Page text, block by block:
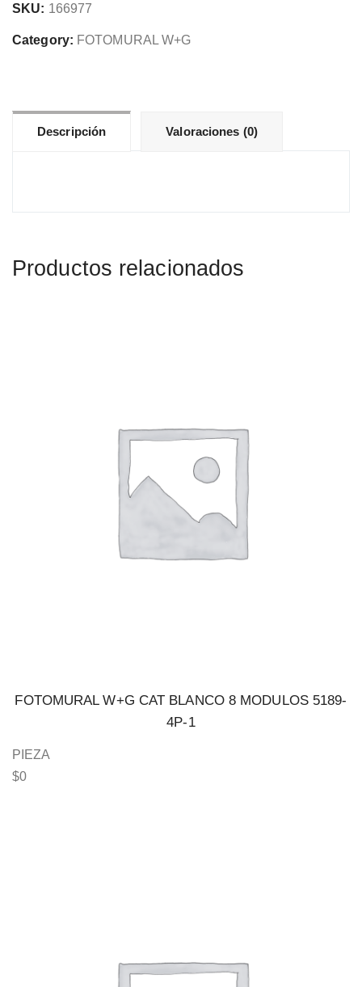
NEGRO
8
SKU: 166977
Category: FOTOMURAL W+G
Descripción Valoraciones (0)
Productos relacionados
FOTOMURAL W+G CAT BLANCO 8 MODULOS 5189-
4P-1
PIEZA
$0